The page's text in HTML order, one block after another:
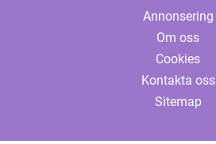
Annonsering
Om oss
Cookies
Kontakta oss
Sitemap